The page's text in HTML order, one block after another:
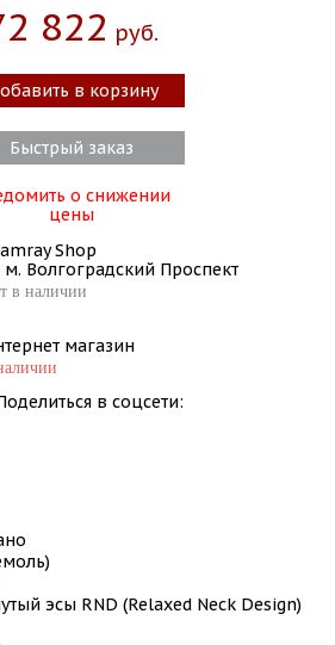
822 Руб.
в корзину
Быстрый заказ
о снижении
цены
Shop
м. Волгоградский Проспект
в наличии
магазин
в соцсети:
эсы RND (Relaxed Neck Design)